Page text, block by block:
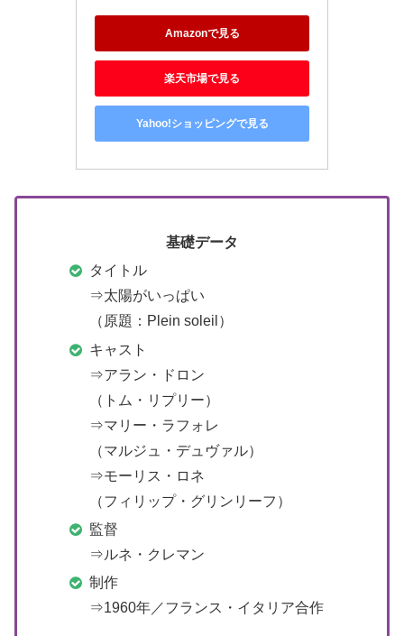
Amazonで見る
楽天市場で見る
Yahoo!ショッピングで見る
基礎データ
タイトル
⇒太陽がいっぱい
（原題：Plein soleil）
キャスト
⇒アラン・ドロン
（トム・リプリー）
⇒マリー・ラフォレ
（マルジュ・デュヴァル）
⇒モーリス・ロネ
（フィリップ・グリンリーフ）
監督
⇒ルネ・クレマン
制作
⇒1960年／フランス・イタリア合作